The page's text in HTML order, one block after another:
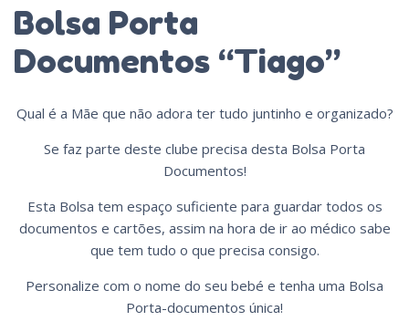
Bolsa Porta
Documentos “Tiago”
Qual é a Mãe que não adora ter tudo juntinho e organizado?
Se faz parte deste clube precisa desta Bolsa Porta
Documentos!
Esta Bolsa tem espaço suficiente para guardar todos os
documentos e cartões, assim na hora de ir ao médico sabe
que tem tudo o que precisa consigo.
Personalize com o nome do seu bebé e tenha uma Bolsa
Porta-documentos única!